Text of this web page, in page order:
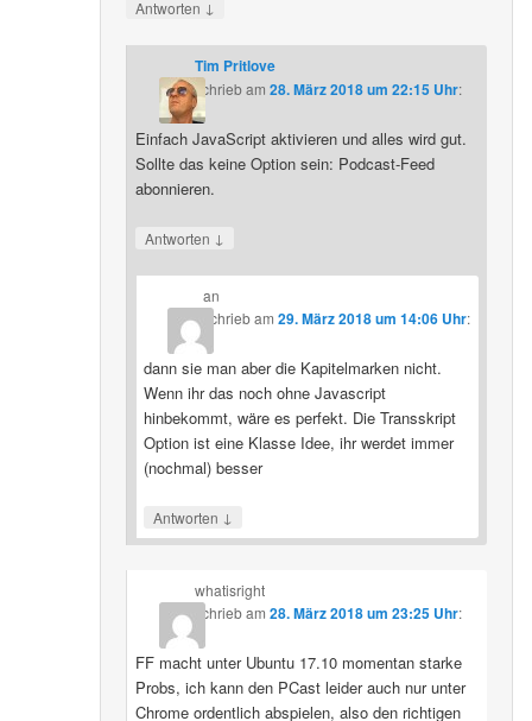
Antworten ↓
Tim Pritlove
schriebam 28. März 2018 um 22:15 Uhr:
Einfach JavaScript aktivieren und alles wird gut.
Sollte das keine Option sein: Podcast-Feed
abonnieren.
Antworten ↓
an
schriebam29. März 2018 um 14:06 Uhr:
dann sie man aber die Kapitelmarken nicht.
Wenn ihr das noch ohne Javascript
hinbekommt, wäre es perfekt. Die Transskript
Option ist eine Klasse Idee, ihr werdet immer
(nochmal) besser
Antworten ↓
whatisright
schriebam 28. März 2018 um 23:25 Uhr:
FF macht unter Ubuntu 17.10 momentan starke
Probs, ich kann den PCast leider auch nur unter
Chrome ordentlich abspielen, also den richtigen